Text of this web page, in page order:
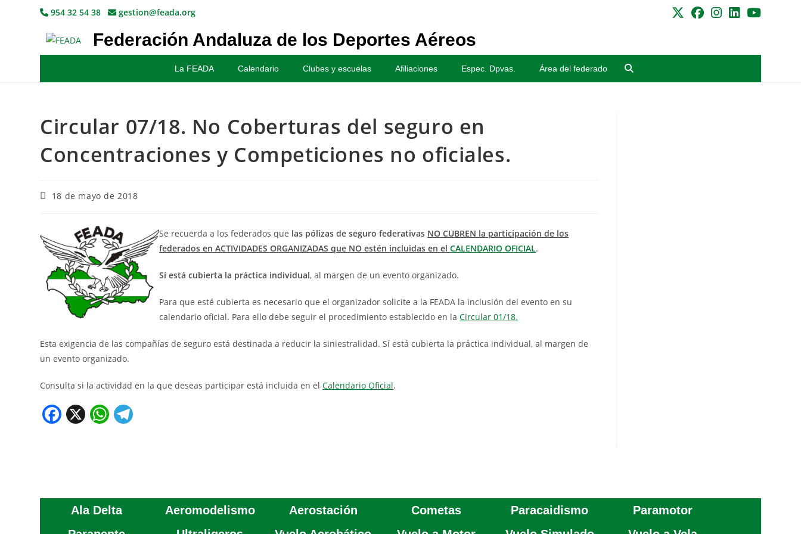
954 32 54 38 gestion@feada.org
Federación Andaluza de los Deportes Aéreos
La FEADA Calendario Clubes y escuelas Afiliaciones Espec. Dpvas. Área del federado
Circular 07/18. No Coberturas del seguro en
Concentraciones y Competiciones no oficiales.
18 de mayo de 2018
Se recuerda a los federados que las pólizas de seguro federativas NO CUBREN la participación de los
federados en ACTIVIDADES ORGANIZADAS que NO estén incluidas en elCALENDARIO OFICIAL.
Sí está cubierta la práctica individual, al margen de un evento organizado.
Para que esté cubierta es necesario que el organizador solicite a la FEADA la inclusión del evento en su
calendario oficial. Para ello debe seguir el procedimiento establecido en laCircular 01/18.
Esta exigencia de las compañías de seguro está destinada a reducir la siniestralidad. Sí está cubierta la práctica individual, al margen de
un evento organizado.
Consulta si la actividad en la que deseas participar está incluida en elCalendario Oficial.
F
o
o
X W
p
p
Ala Delta Aeromodelismo Aerostación Cometas Paracaidismo
Paramotor